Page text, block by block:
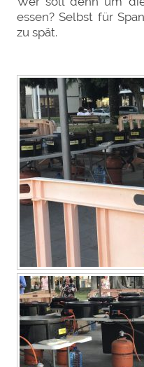
essen? Selbst für
zu spät.